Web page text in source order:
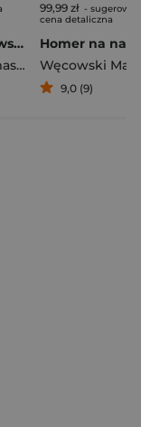
Rafał Majka. Zawsze z przodu. Rozmawia Tomasz Kalemba - książka z autografem
99,99 zł -
cena detaliczna
Węcowski
9,0 (9)